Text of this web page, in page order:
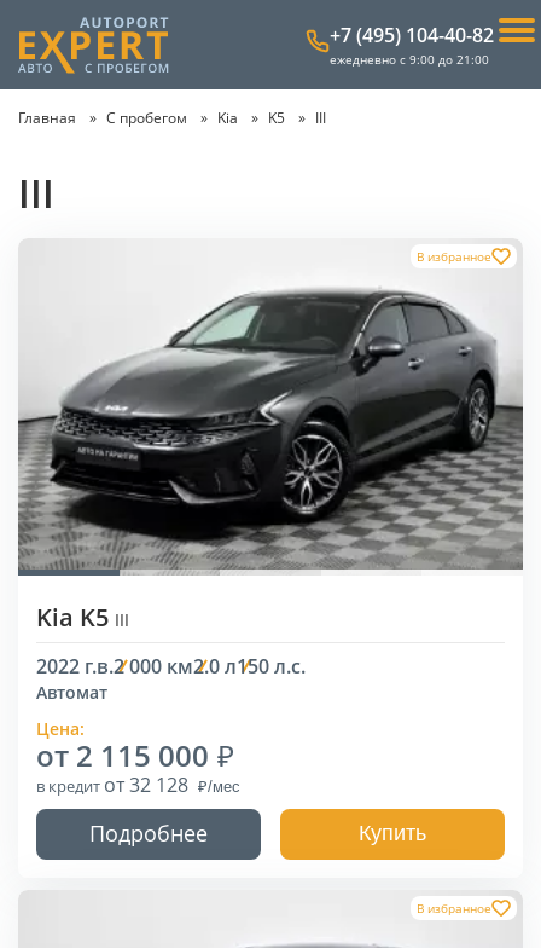
+7 (495) 104-40-82
ежедневно с 9:00 до 21:00
Главная С пробегом Kia K5 III
III
В избранное
Kia K5 III
2022 г.в.2 000 км2.0 л150 л.с.
Автомат
Цена:
от 2 115 000
в кредит от 32 128
Подробнее Купить
В избранное